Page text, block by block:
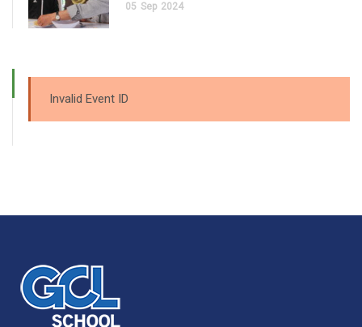
05 Sep 2024
Invalid Event ID